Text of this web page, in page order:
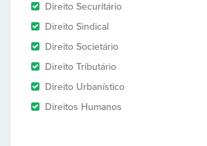
Direito Securitário
Direito Sindical
Direito Societário
Direito Tributário
Direito Urbanístico
Direitos Humanos